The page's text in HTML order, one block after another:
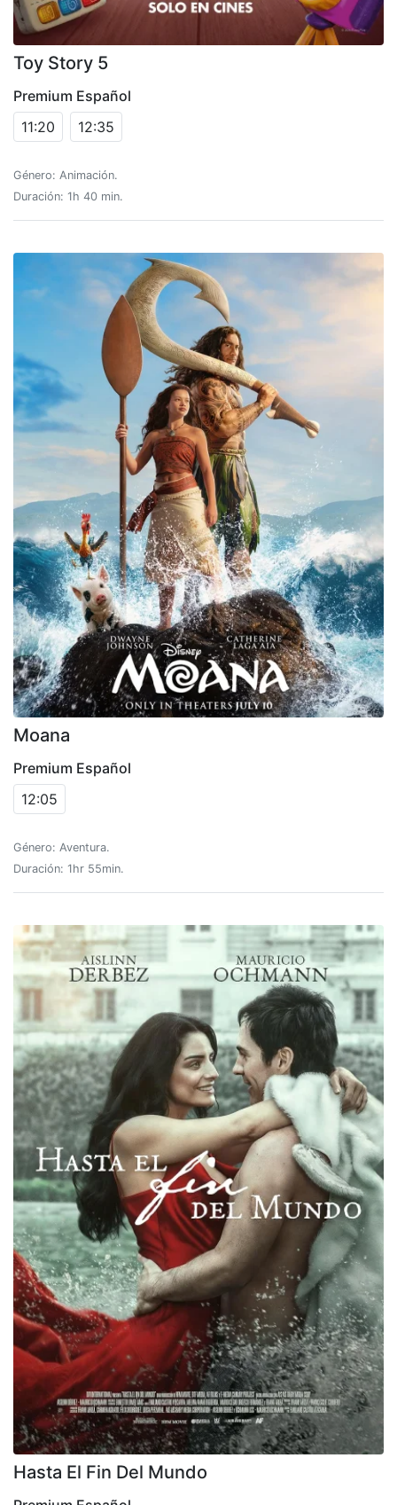
Toy Story 5
Premium Español
11:20
12:35
Género: Animación.
Duración: 1h 40 min.
Moana
Premium Español
12:05
Género: Aventura.
Duración: 1hr 55min.
Hasta El Fin Del Mundo